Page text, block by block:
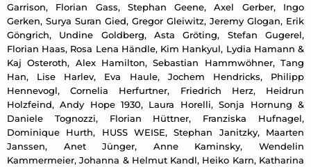
Garrison, Florian Gass, Stephan Geene, Axel Gerber, Ingo
Gerken, Surya Suran Gied, Gregor Gleiwitz, Jeremy Glogan, Erik
Göngrich, Undine Goldberg, Asta Gröting, Stefan Gugerel,
Florian Haas, Rosa Lena Händle, Kim Hankyul, Lydia Hamann &
Kaj Osteroth, Alex Hamilton, Sebastian Hammwöhner, Tang
Han, Lise Harlev, Eva Haule, Jochem Hendricks, Philipp
Hennevogl, Cornelia Herfurtner, Friedrich Herz, Heidrun
Holzfeind, Andy Hope 1930, Laura Horelli, Sonja Hornung &
Daniele Tognozzi, Florian Hüttner, Franziska Hufnagel,
Dominique Hurth, HUSS WEISE, Stephan Janitzky, Maarten
Janssen, Anet Jünger, Anne Kaminsky, Wendelin
Kammermeier, Johanna & Helmut Kandl, Heiko Karn, Katharina